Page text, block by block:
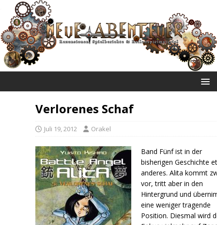
Verlorenes Schaf
Juli 19, 2012 Orakel
Band Fünf ist in der
bisherigen Geschichte
anderes. Alita kommt
vor, tritt aber in den
Hintergrund und
eine weniger tragende
Position. Diesmal wird